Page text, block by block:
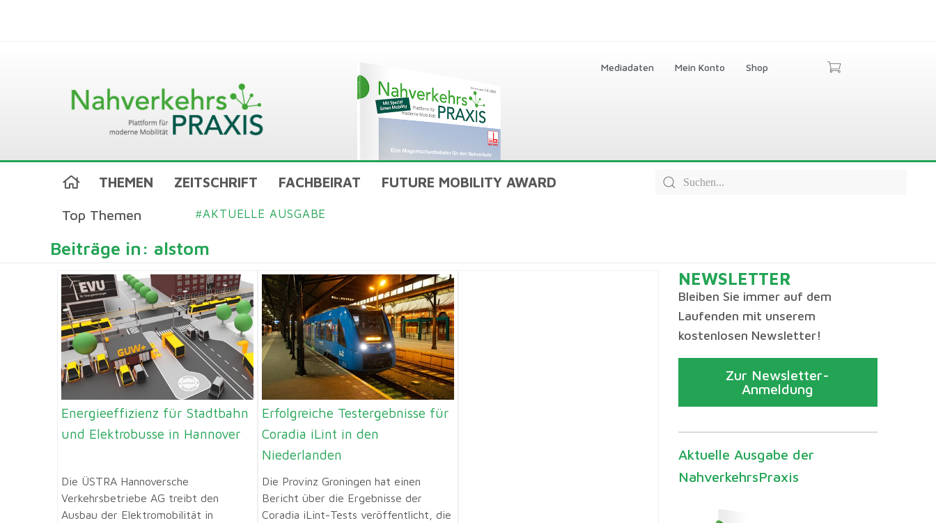
Mediadaten Mein Konto Shop
THEMEN ZEITSCHRIFT FACHBEIRAT FUTURE MOBILITY AWARD
Top Themen #AKTUELLE AUSGABE
Beiträge in: alstom
Energieeffizienz für Stadtbahn
und Elektrobusse in Hannover
Die ÜSTRA Hannoversche
Verkehrsbetriebe AG treibt den
Ausbau der Elektromobilität in
Erfolgreiche Testergebnisse für
Coradia iLint in den
Niederlanden
Die Provinz Groningen hat einen
Bericht über die Ergebnisse der
Coradia iLint-Tests veröffentlicht, die
NEWSLETTER
Bleiben Sie immer auf dem
Laufenden mit unserem
kostenlosen Newsletter!
Zur Newsletter-
Anmeldung
Aktuelle Ausgabe der
NahverkehrsPraxis